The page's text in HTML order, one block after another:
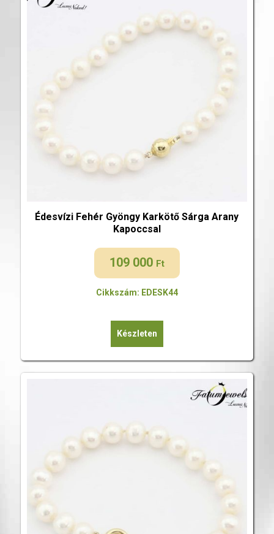
Édesvízi Fehér Gyöngy Karkötő Sárga Arany
Kapoccsal
109 000 Ft
Cikkszám: EDESK44
Készleten